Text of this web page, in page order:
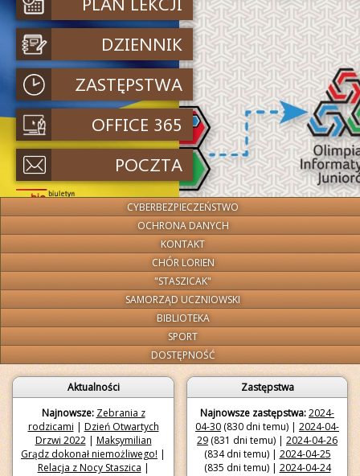
CYBERBEZPIECZEŃSTWO
OCHRONA DANYCH
KONTAKT
CHÓR LORIEN
"STASZICAK"
SAMORZĄD UCZNIOWSKI
BIBLIOTEKA
SPORT
DOSTĘPNOŚĆ
Aktualności
Najnowsze: Zebrania z
rodzicami | Dzień Otwartych
Drzwi 2022| Maksymilian
Grądz dokonał niemożliwego! |
Relacja z Nocy Staszica |
Zastępstwa
Najnowsze zastępstwa:2024-
04-30 (830 dni temu) | 2024-04-
29 (831 dni temu) | 2024-04-26
(834 dni temu) | 2024-04-25
(835 dni temu) | 2024-04-24